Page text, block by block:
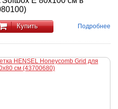
Купить Подробнее